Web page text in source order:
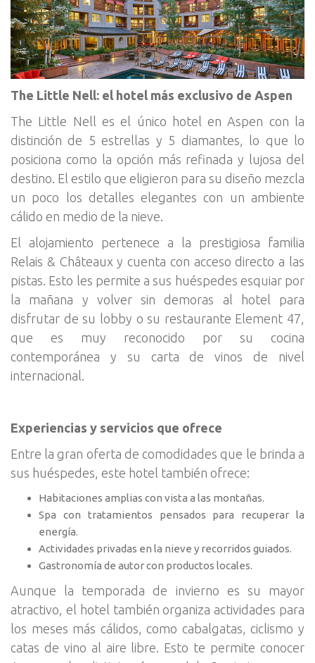
The Little Nell: el hotel más exclusivo de Aspen
The Little Nell es el único hotel en Aspen con la
distinción de 5 estrellas y 5 diamantes, lo que lo
posiciona como la opción más refinada y lujosa del
destino. El estilo que eligieron para su diseño mezcla
un poco los detalles elegantes con un ambiente
cálido en medio de la nieve.
El alojamiento pertenece a la prestigiosa familia
Relais & Châteaux y cuenta con acceso directo a las
pistas. Esto les permite a sus huéspedes esquiar por
la mañana y volver sin demoras al hotel para
disfrutar de su lobby o su restaurante Element 47,
que es muy reconocido por su cocina
contemporánea y su carta de vinos de nivel
internacional.
Experiencias y servicios que ofrece
Entre la gran oferta de comodidades que le brinda a
sus huéspedes, este hotel también ofrece:
Habitaciones amplias con vista a las montañas.
Spa con tratamientos pensados para recuperar la
energía.
Actividades privadas en la nieve y recorridos guiados.
Gastronomía de autor con productos locales.
Aunque la temporada de invierno es su mayor
atractivo, el hotel también organiza actividades para
los meses más cálidos, como cabalgatas, ciclismo y
catas de vino al aire libre. Esto te permite conocer